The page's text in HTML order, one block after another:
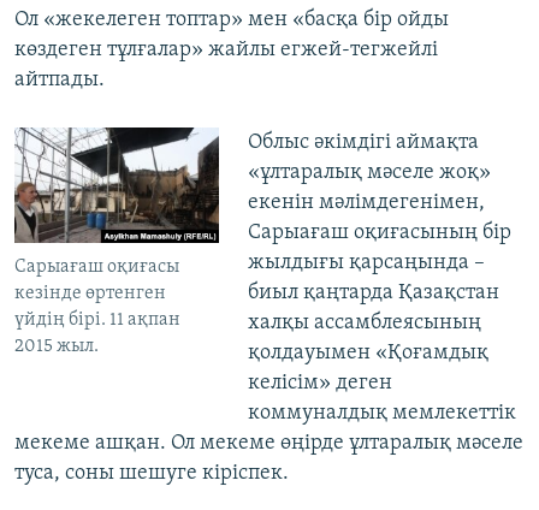
Ол «жекелеген топтар» мен «басқа бір ойды
көздеген тұлғалар» жайлы егжей-тегжейлі
айтпады.
Сарыағаш оқиғасы
кезінде өртенген
үйдің бірі. 11 ақпан
2015 жыл.
Облыс әкімдігі аймақта
«ұлтаралық мәселе жоқ»
екенін мәлімдегенімен,
Сарыағаш оқиғасының бір
жылдығы қарсаңында –
биыл қаңтарда Қазақстан
халқы ассамблеясының
қолдауымен «Қоғамдық
келісім» деген
коммуналдық мемлекеттік
мекеме ашқан. Ол мекеме өңірде ұлтаралық мәселе
туса, соны шешуге кіріспек.